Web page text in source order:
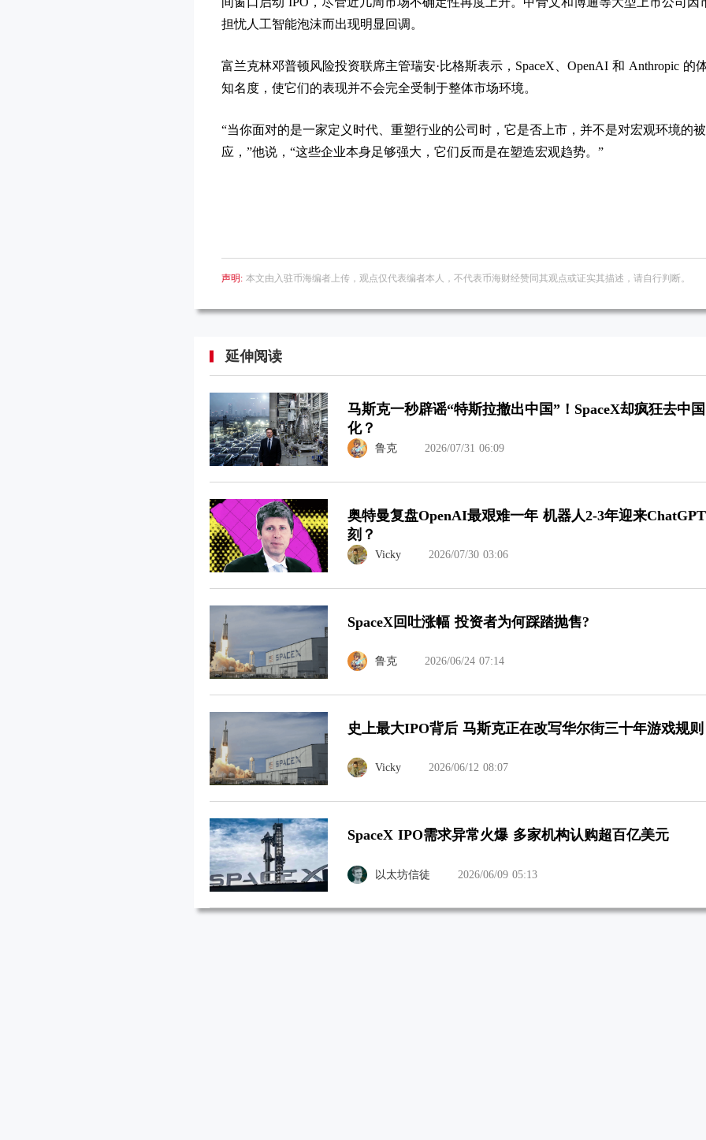
担忧人工智能泡沫而出现明显回调。
富兰克林邓普顿风险投资联席主管瑞安·比格斯表示，SpaceX、OpenAI 和 Anthropic 的
知名度，使它们的表现并不会完全受制于整体市场环境。
“当你面对的是一家定义时代、重塑行业的公司时，它是否上市，并不是对宏观环境的
应，”他说，“这些企业本身足够强大，它们反而是在塑造宏观趋势。”
声明: 本文由入驻币海编者上传，观点仅代表编者本人，不代表币海财经赞同其观点或证实其描述，请自行判断。
延伸阅读
马斯克一秒辟谣“特斯拉撤出中国”！SpaceX却疯狂去中国
化？
鲁克 2026/07/31 06:09
奥特曼复盘OpenAI最艰难一年 机器人2-3年迎来
刻？
Vicky 2026/07/30 03:06
SpaceX回吐涨幅 投资者为何踩踏抛售?
鲁克 2026/06/24 07:14
史上最大IPO背后 马斯克正在改写华尔街三十年游戏规则
Vicky 2026/06/12 08:07
SpaceX IPO需求异常火爆 多家机构认购超百亿美元
以太坊信徒 2026/06/09 05:13